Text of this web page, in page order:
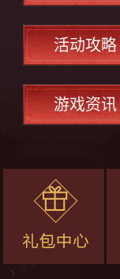
活动攻略
游戏资讯